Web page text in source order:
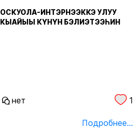
ОСКУОЛА-ИНТЭРНЭЭККЭ УЛУУ
КЫАЙЫЫ КҮНҮН БЭЛИЭТЭЭҺИН
нет 1
Подробнее...